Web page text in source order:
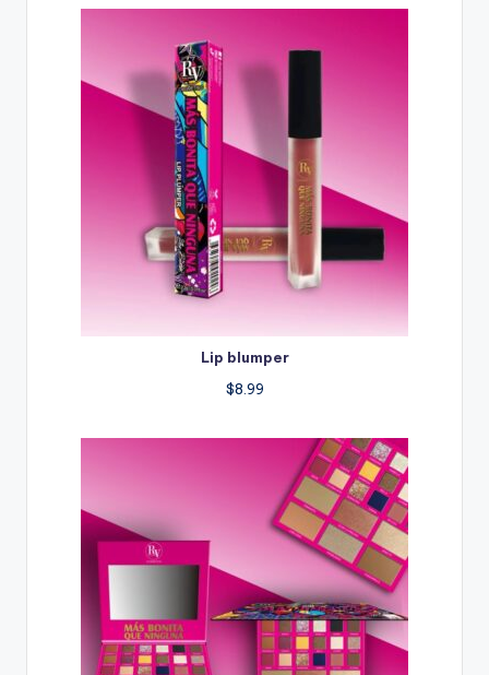
Lip blumper
$8.99